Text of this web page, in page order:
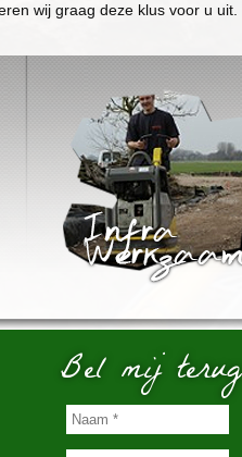
wij graag deze klus voor u uit.
Bel mij terug